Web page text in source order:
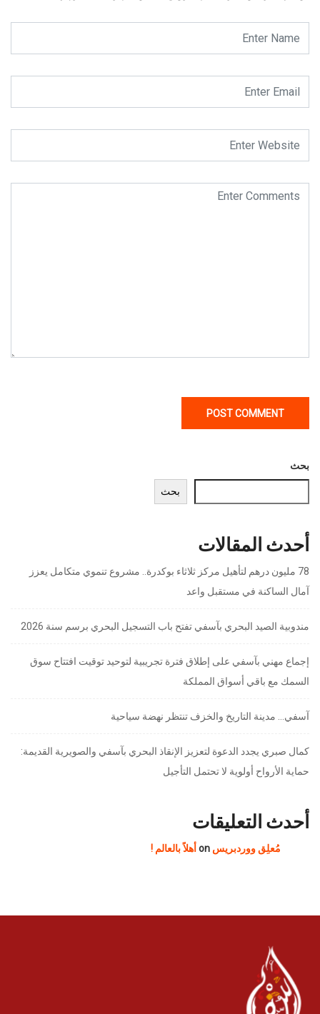
بحث
بحث
أحدث المقالات
78 مليون درهم لتأهيل مركز ثلاثاء بوكدرة.. مشروع تنموي متكامل يعزز
آمال الساكنة في مستقبل واعد
مندوبية الصيد البحري بآسفي تفتح باب التسجيل البحري برسم سنة 2026
إجماع مهني بآسفي على إطلاق فترة تجريبية لتوحيد توقيت افتتاح سوق
السمك مع باقي أسواق المملكة
آسفي… مدينة التاريخ والخزف تنتظر نهضة سياحية
كمال صبري يجدد الدعوة لتعزيز الإنقاذ البحري بآسفي والصويرية القديمة:
حماية الأرواح أولوية لا تحتمل التأجيل
أحدث التعليقات
مُعلِق ووردبريس أهلاً بالعالم !